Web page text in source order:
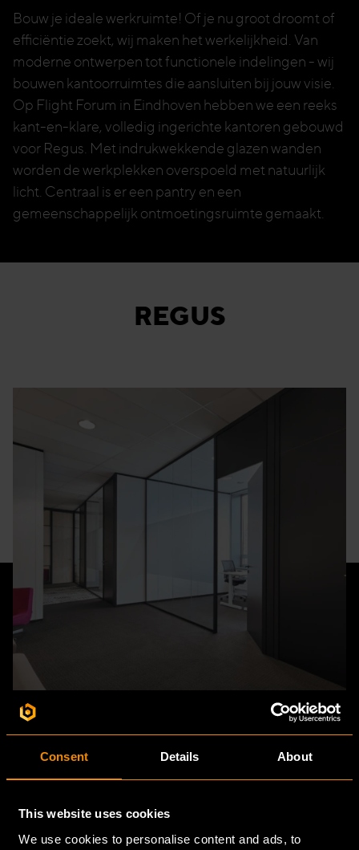
Consent Details About
This website uses cookies
We use cookies to personalise content and ads, to
Bouw je ideale werkruimte! Of je nu groot droomt of
efficiëntie zoekt, wij maken het werkelijkheid. Van
moderne ontwerpen tot functionele indelingen - wij
bouwen kantoorruimtes die aansluiten bij jouw visie.
Op Flight Forum in Eindhoven hebben we een reeks
kant-en-klare, volledig ingerichte kantoren gebouwd
voor Regus. Met indrukwekkende glazen wanden
worden de werkplekken overspoeld met natuurlijk
licht. Centraal is er een pantry en een
gemeenschappelijk ontmoetingsruimte gemaakt.
REGUS